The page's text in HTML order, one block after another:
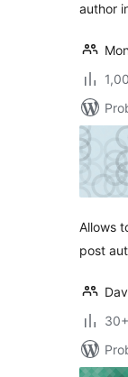
author
Allows
post